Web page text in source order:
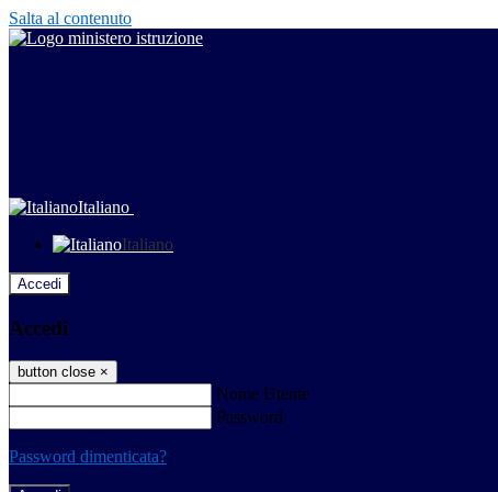
Salta al contenuto
Italiano
Italiano
Accedi
Accedi
button close ×
Nome Utente
Password
Password dimenticata?